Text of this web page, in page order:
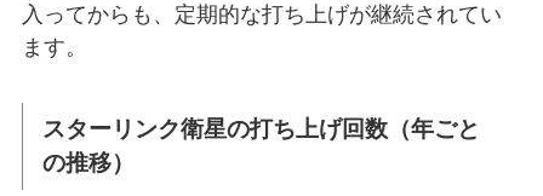
入ってからも、定期的な打ち上げが継続されてい
ます。
スターリンク衛星の打ち上げ回数（年ごと
の推移）